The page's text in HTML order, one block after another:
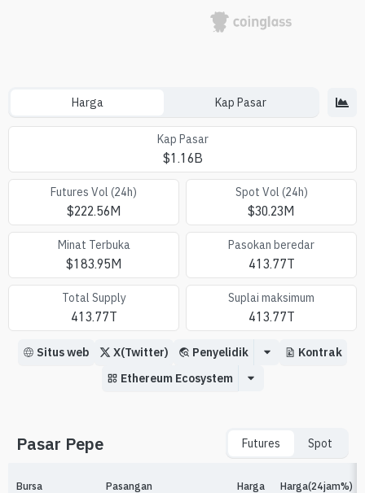
Harga Kap Pasar
Kap Pasar
$1.16B
Futures Vol (24h)
$222.56M
Spot Vol (24h)
$30.23M
Minat Terbuka
$183.95M
Pasokan beredar
413.77T
Total Supply
413.77T
Suplai maksimum
413.77T
Situs web X(Twitter) Penyelidik
Kontrak
Ethereum Ecosystem
Pasar Pepe Futures Spot
Bursa Pasangan Harga Harga(24jam%)